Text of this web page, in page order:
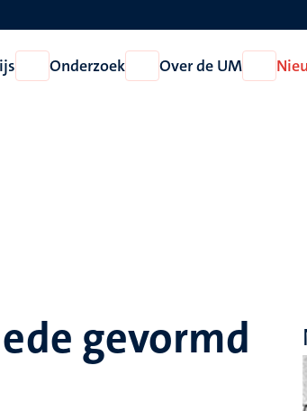
Open
Onderwijs
Onderzoek
Open
Onderzoek
Over de UM
Open
Over
gevormd